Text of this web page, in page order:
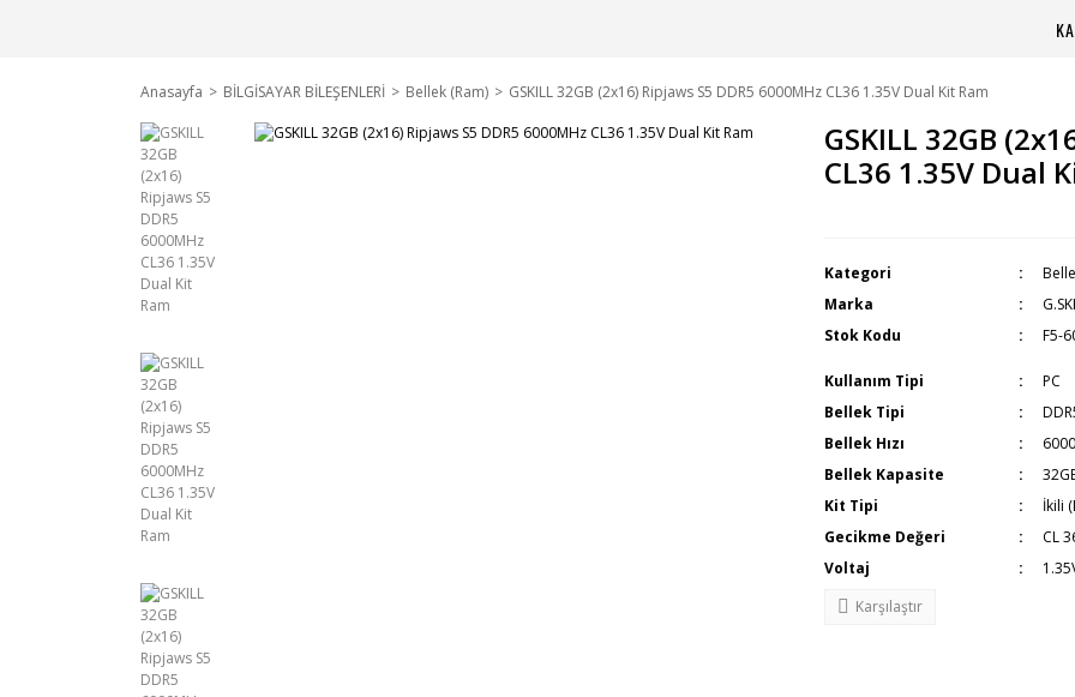
Anasayfa BİLGİSAYAR BİLEŞENLERİ Bellek (Ram) GSKILL 32GB (2x16) Ripjaws S5 DDR5 6000MHz CL36 1.35V Dual Kit Ram
GSKILL 32GB
CL36 1.35V Dual
Kategori
Marka
Stok Kodu
F5-
Kullanım Tipi
PC
Bellek Tipi
Bellek Hızı
Bellek Kapasite
Kit Tipi
İkili
Gecikme Değeri
CL
Voltaj
Karşılaştır